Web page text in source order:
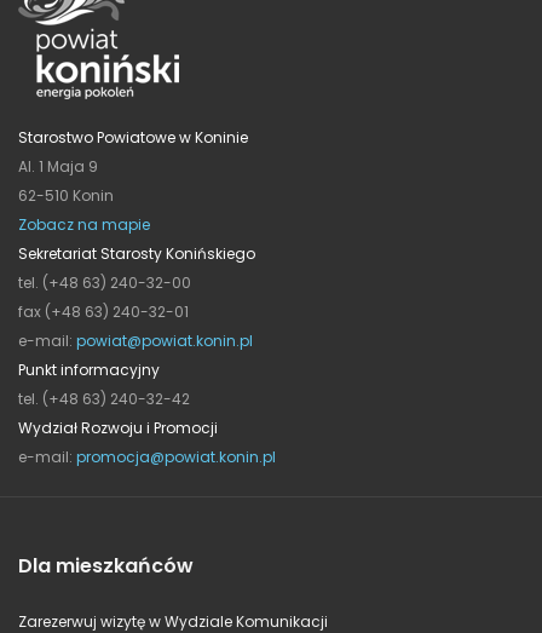
Starostwo Powiatowe w Koninie
Al. 1 Maja 9
62-510 Konin
Zobacz na mapie
Sekretariat Starosty Konińskiego
tel. (+48 63) 240-32-00
fax (+48 63) 240-32-01
e-mail: powiat@powiat.konin.pl
Punkt informacyjny
tel. (+48 63) 240-32-42
Wydział Rozwoju i Promocji
e-mail: promocja@powiat.konin.pl
Dla mieszkańców
Zarezerwuj wizytę w Wydziale Komunikacji